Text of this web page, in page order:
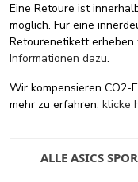
Eine Retoure ist
möglich. Für eine
Retourenetikett erheben
Informationen dazu.
Wir kompensieren CO2-
mehr zu erfahren, klicke
ALLE ASICS